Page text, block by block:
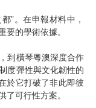
”。在申報材料中，
的學術依據。
到橫琴粵澳深度合作
度彈性與文化韌性的
於它打破了非此即彼
可行性方案。